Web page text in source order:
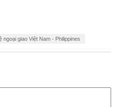
ngoại giao Việt Nam - Philippines